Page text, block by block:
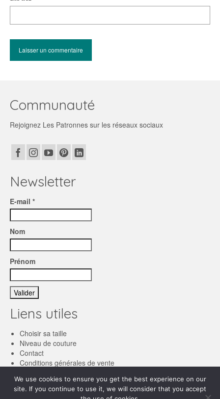
Communauté
Rejoignez Les Patronnes sur les réseaux sociaux
Newsletter
E-mail *
Nom
Prénom
Liens utiles
Choisir sa taille
Niveau de couture
Contact
Conditions générales de vente
We use cookies to ensure you get the best experience on our
site. If you continue to use it, we will consider that you accept